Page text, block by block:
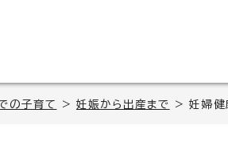
の子育て >妊娠から出産まで > 妊婦健